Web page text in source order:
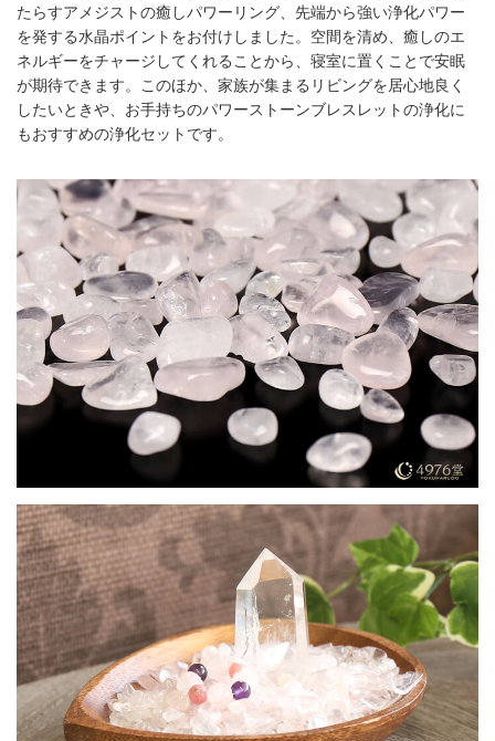
たらすアメジストの癒しパワーリング、先端から強い浄化パワー
を発する水晶ポイントをお付けしました。空間を清め、癒しのエ
ネルギーをチャージしてくれることから、寝室に置くことで安眠
が期待できます。このほか、家族が集まるリビングを居心地良く
したいときや、お手持ちのパワーストーンブレスレットの浄化に
もおすすめの浄化セットです。